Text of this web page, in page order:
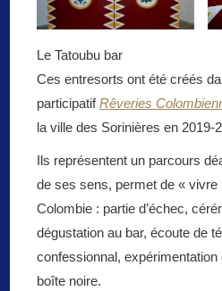
Le Tatoubu bar
Ces entresorts ont été créés
participatifRêveries
la ville des Sorinières en 2019-
Ils représentent un parcours
de ses sens, permet de « vivre
Colombie : partie d’échec,
dégustation au bar, écoute de
confessionnal,
boîte noire.